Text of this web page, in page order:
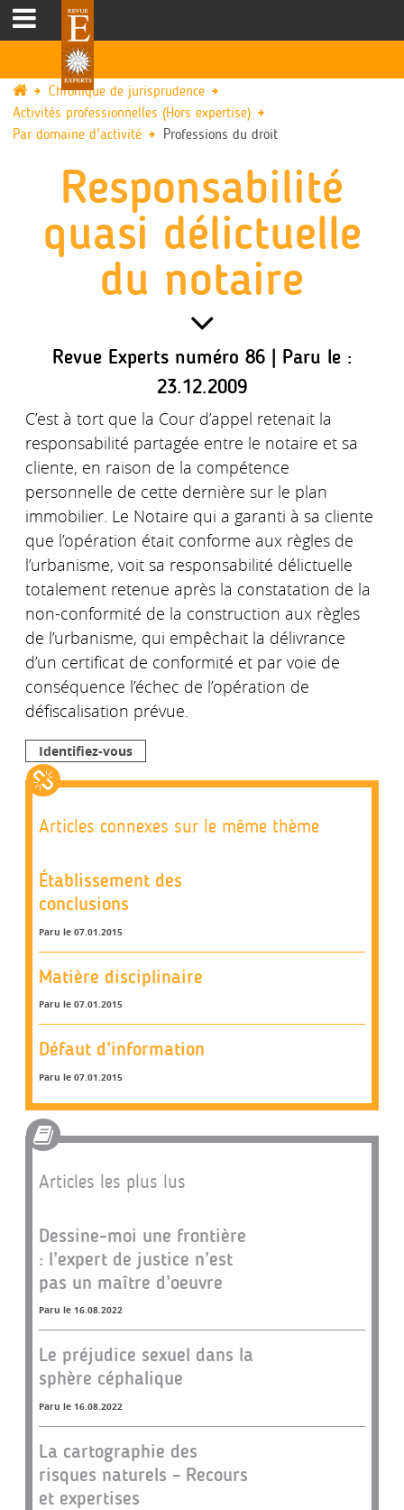
Chronique de jurisprudence
Activités professionnelles (Hors expertise)
Par domaine d'activité
Professions du droit
Responsabilité
quasi délictuelle
du notaire
Revue Experts numéro 86 | Paru le :
23.12.2009
C’est à tort que la Cour d’appel retenait la
responsabilité partagée entre le notaire et sa
cliente, en raison de la compétence
personnelle de cette dernière sur le plan
immobilier. Le Notaire qui a garanti à sa cliente
que l’opération était conforme aux règles de
l’urbanisme, voit sa responsabilité délictuelle
totalement retenue après la constatation de la
non-conformité de la construction aux règles
de l’urbanisme, qui empêchait la délivrance
d’un certificat de conformité et par voie de
conséquence l’échec de l’opération de
défiscalisation prévue.
Identifiez-vous
Articles connexes sur le même thème
Établissement des
conclusions
Paru le 07.01.2015
Matière disciplinaire
Paru le 07.01.2015
Défaut d’information
Paru le 07.01.2015
Articles les plus lus
Dessine-moi une frontière
: l’expert de justice n’est
pas un maître d’oeuvre
Paru le 16.08.2022
Le préjudice sexuel dans la
sphère céphalique
Paru le 16.08.2022
La cartographie des
risques naturels – Recours
et expertises